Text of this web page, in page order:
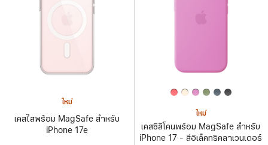
ใหม่
เคสใสพร้อม MagSafe สำหรับ
iPhone 17e
ใหม่
เคสซิลิโคนพร้อม MagSafe สำหรับ
iPhone 17 - สีอิเล็คทริคลาเวนเดอร์